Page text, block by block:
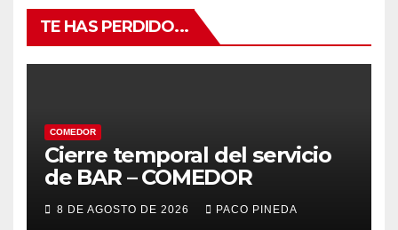
TE HAS PERDIDO...
COMEDOR
Cierre temporal del servicio
de BAR – COMEDOR
8 DE AGOSTO DE 2026 PACO PINEDA